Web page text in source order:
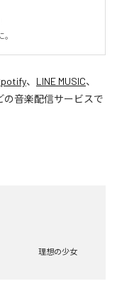
、 LINE MUSIC、
の音楽配信サービスで
理想の少女